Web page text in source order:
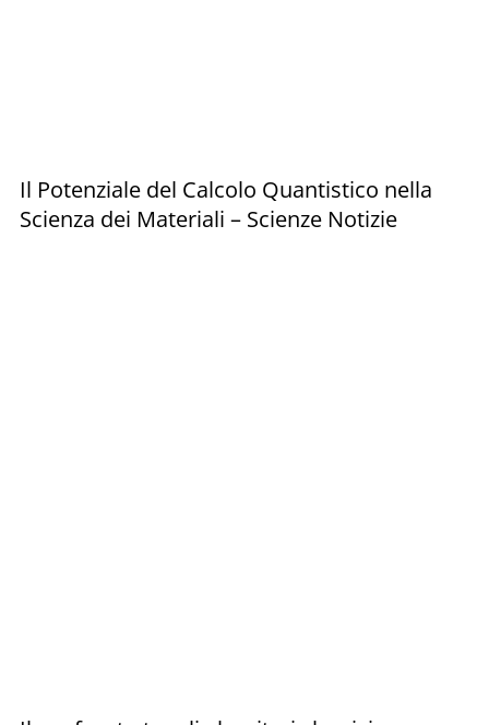
Il Potenziale del Calcolo Quantistico nella
Scienza dei Materiali – Scienze Notizie